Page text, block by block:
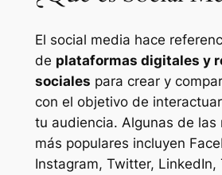
El social media hace
de plataformas digitales y
sociales para crear y
con el objetivo de
tu audiencia. Algunas de las
más populares incluyen
Instagram, Twitter, LinkedIn,